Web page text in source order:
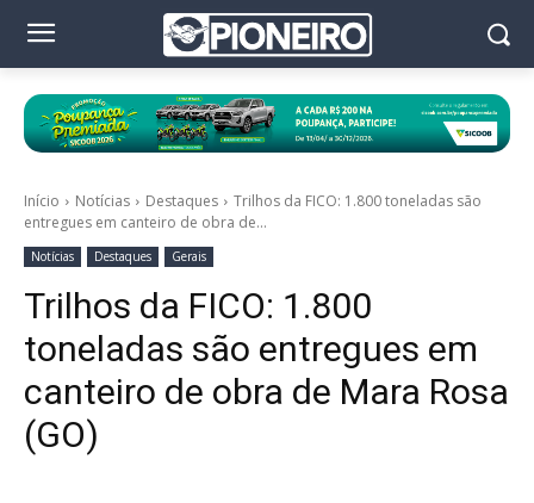
Início Notícias Destaques
Trilhos da FICO: 1.800 toneladas são
entregues em canteiro de obra de...
Notícias Destaques Gerais
Trilhos da FICO: 1.800
toneladas são entregues em
canteiro de obra de Mara Rosa
(GO)